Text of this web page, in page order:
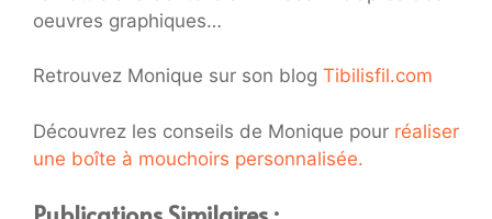
oeuvres graphiques…
Retrouvez Monique sur son blog Tibilisfil.com
Découvrez les conseils de Monique pour réaliser
une boîte à mouchoirs personnalisée.